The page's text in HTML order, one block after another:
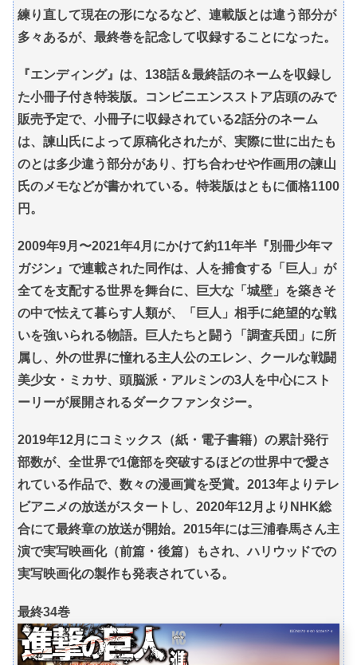
練り直して現在の形になるなど、連載版とは違う部分が
多々あるが、最終巻を記念して収録することになった。
『エンディング』は、138話＆最終話のネームを収録し
た小冊子付き特装版。コンビニエンスストア店頭のみで
販売予定で、小冊子に収録されている2話分のネーム
は、諫山氏によって原稿化されたが、実際に世に出たも
のとは多少違う部分があり、打ち合わせや作画用の諫山
氏のメモなどが書かれている。特装版はともに価格1100
円。
2009年9月〜2021年4月にかけて約11年半『別冊少年マ
ガジン』で連載された同作は、人を捕食する「巨人」が
全てを支配する世界を舞台に、巨大な「城壁」を築きそ
の中で怯えて暮らす人類が、「巨人」相手に絶望的な戦
いを強いられる物語。巨人たちと闘う「調査兵団」に所
属し、外の世界に憧れる主人公のエレン、クールな戦闘
美少女・ミカサ、頭脳派・アルミンの3人を中心にスト
ーリーが展開されるダークファンタジー。
2019年12月にコミックス（紙・電子書籍）の累計発行
部数が、全世界で1億部を突破するほどの世界中で愛さ
れている作品で、数々の漫画賞を受賞。2013年よりテレ
ビアニメの放送がスタートし、2020年12月よりNHK総
合にて最終章の放送が開始。2015年には三浦春馬さん主
演で実写映画化（前篇・後篇）もされ、ハリウッドでの
実写映画化の製作も発表されている。
最終34巻